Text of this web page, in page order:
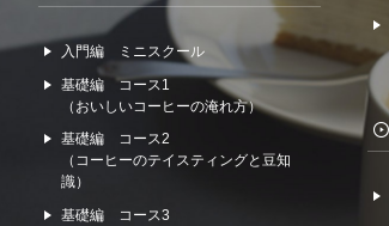
入門編 ミニスクール
基礎編 コース1
（おいしいコーヒーの淹れ方）
基礎編 コース2
（コーヒーのテイスティングと豆知
識）
基礎編 コース3